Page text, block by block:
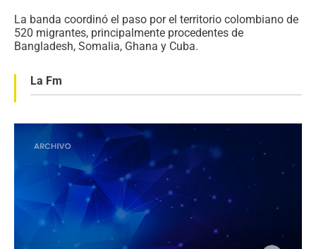
La banda coordinó el paso por el territorio colombiano de
520 migrantes, principalmente procedentes de
Bangladesh, Somalia, Ghana y Cuba.
La Fm